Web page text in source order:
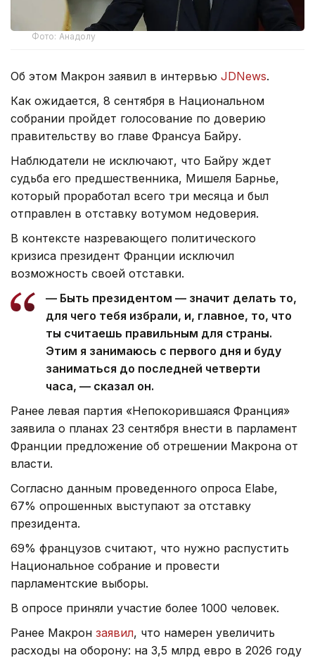
Фото: Анадолу
Об этом Макрон заявил в интервью JDNews.
Как ожидается, 8 сентября в Национальном
собрании пройдет голосование по доверию
правительству во главе Франсуа Байру.
Наблюдатели не исключают, что Байру ждет
судьба его предшественника, Мишеля Барнье,
который проработал всего три месяца и был
отправлен в отставку вотумом недоверия.
В контексте назревающего политического
кризиса президент Франции исключил
возможность своей отставки.
— Быть президентом — значит делать то,
для чего тебя избрали, и, главное, то, что
ты считаешь правильным для страны.
Этим я занимаюсь с первого дня и буду
заниматься до последней четверти
часа, — сказал он.
Ранее левая партия «Непокорившаяся Франция»
заявила о планах 23 сентября внести в парламент
Франции предложение об отрешении Макрона от
власти.
Согласно данным проведенного опроса Elabe,
67% опрошенных выступают за отставку
президента.
69% французов считают, что нужно распустить
Национальное собрание и провести
парламентские выборы.
В опросе приняли участие более 1000 человек.
Ранее Макрон заявил, что намерен увеличить
расходы на оборону: на 3,5 млрд евро в 2026 году